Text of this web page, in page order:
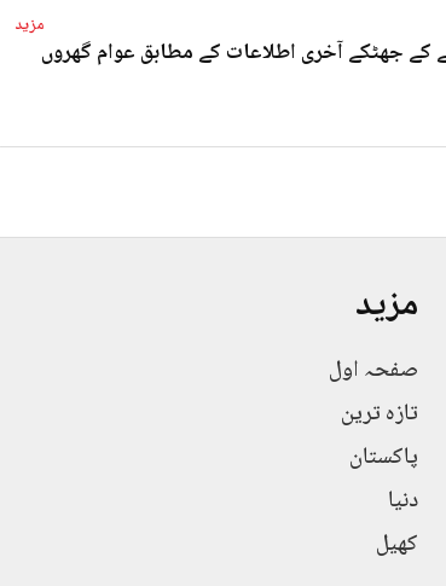
مزید
خوف ناک زلزلے کے جھٹکے آخری اطلاعات کے مطابق عوام گھروں
مزید
صفحہ اول
تازہ ترین
پاکستان
دنیا
کھیل